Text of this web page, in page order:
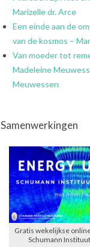
Marizelle dr. Arce
Een einde aan de
van de kosmos –
Van moeder tot
Madeleine
Meuwessen
Samenwerkingen
Gratis wekelijkse
Schumann